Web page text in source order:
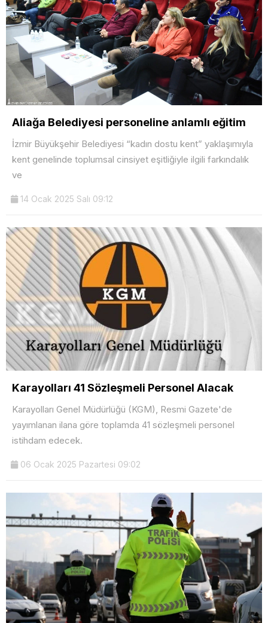
Aliağa Belediyesi personeline anlamlı eğitim
İzmir Büyükşehir Belediyesi “kadın dostu kent” yaklaşımıyla
kent genelinde toplumsal cinsiyet eşitliğiyle ilgili farkındalık
ve
14 Ocak 2025 Salı 09:12
Karayolları 41 Sözleşmeli Personel Alacak
Karayolları Genel Müdürlüğü (KGM), Resmi Gazete'de
yayımlanan ilana göre toplamda 41 sözleşmeli personel
istihdam edecek.
06 Ocak 2025 Pazartesi 09:02